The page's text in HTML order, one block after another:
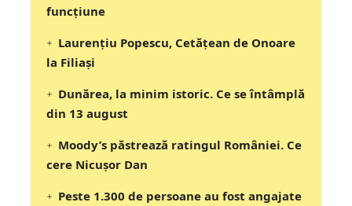
funcțiune
Laurențiu Popescu, Cetățean de Onoare
la Filiași
Dunărea, la minim istoric. Ce se întâmplă
din 13 august
Moody’s păstrează ratingul României. Ce
cere Nicușor Dan
Peste 1.300 de persoane au fost angajate